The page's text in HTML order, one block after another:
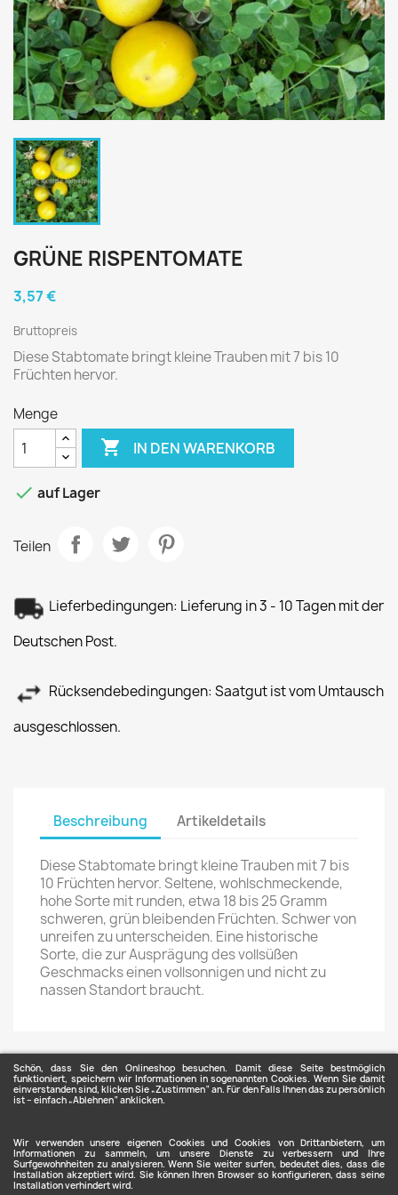
Schön, dass Sie den Onlineshop besuchen. Damit diese Seite bestmöglich
funktioniert, speichern wir Informationen in sogenannten Cookies. Wenn Sie damit
einverstanden sind, klicken Sie „Zustimmen“ an. Für den Falls Ihnen das zu persönlich
ist – einfach „Ablehnen“ anklicken.
Wir verwenden unsere eigenen Cookies und Cookies von Drittanbietern, um
Informationen zu sammeln, um unsere Dienste zu verbessern und Ihre
Surfgewohnheiten zu analysieren. Wenn Sie weiter surfen, bedeutet dies, dass die
Installation akzeptiert wird. Sie können Ihren Browser so konfigurieren, dass seine
Installation verhindert wird.
GRÜNE RISPENTOMATE
3,57 €
Bruttopreis
Diese Stabtomate bringt kleine Trauben mit 7 bis 10
Früchten hervor.
Menge
 IN DEN WARENKORB
 auf Lager
Teilen
Lieferbedingungen: Lieferung in 3 - 10 Tagen mit der
Deutschen Post.
Rücksendebedingungen: Saatgut ist vom Umtausch
ausgeschlossen.
Beschreibung Artikeldetails
Diese Stabtomate bringt kleine Trauben mit 7 bis
10 Früchten hervor. Seltene, wohlschmeckende,
hohe Sorte mit runden, etwa 18 bis 25 Gramm
schweren, grün bleibenden Früchten. Schwer von
unreifen zu unterscheiden. Eine historische
Sorte, die zur Ausprägung des vollsüßen
Geschmacks einen vollsonnigen und nicht zu
nassen Standort braucht.
ARTIKEL 
UNTERNEHMEN